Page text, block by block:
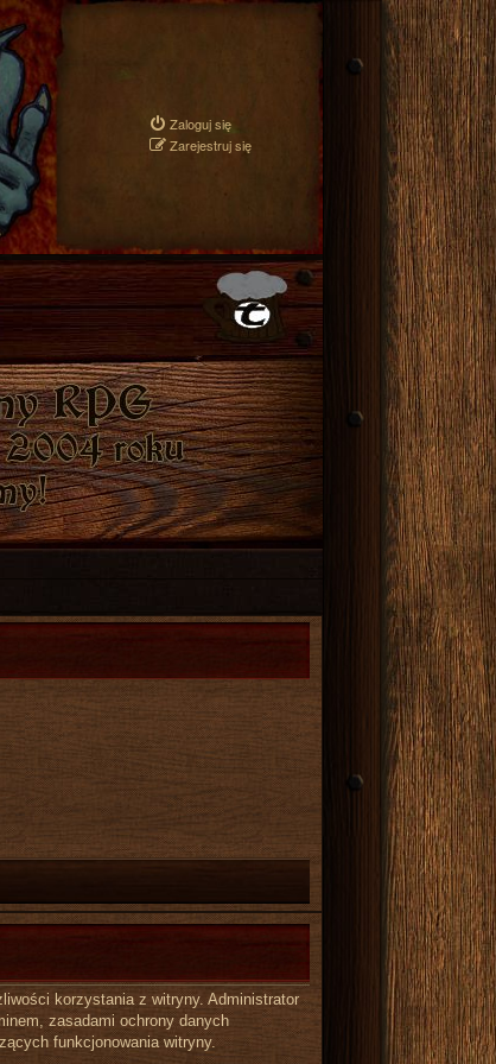
Zaloguj się
Zarejestruj się
korzystania z witryny. Administrator
zasadami ochrony danych
funkcjonowania witryny.